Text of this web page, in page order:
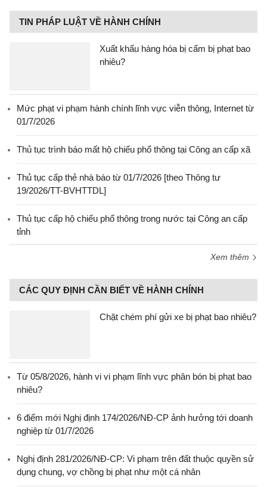
TIN PHÁP LUẬT VỀ HÀNH CHÍNH
Xuất khẩu hàng hóa bị cấm bị phạt bao
nhiêu?
Mức phạt vi phạm hành chính lĩnh vực viễn thông, Internet từ
01/7/2026
Thủ tục trình báo mất hộ chiếu phổ thông tại Công an cấp xã
Thủ tục cấp thẻ nhà báo từ 01/7/2026 [theo Thông tư
19/2026/TT-BVHTTDL]
Thủ tục cấp hộ chiếu phổ thông trong nước tại Công an cấp
tỉnh
Xem thêm
CÁC QUY ĐỊNH CẦN BIẾT VỀ HÀNH CHÍNH
Chặt chém phí gửi xe bị phạt bao nhiêu?
Từ 05/8/2026, hành vi vi phạm lĩnh vực phân bón bị phạt bao
nhiêu?
6 điểm mới Nghị định 174/2026/NĐ-CP ảnh hưởng tới doanh
nghiệp từ 01/7/2026
Nghị định 281/2026/NĐ-CP: Vi phạm trên đất thuộc quyền sử
dụng chung, vợ chồng bị phạt như một cá nhân